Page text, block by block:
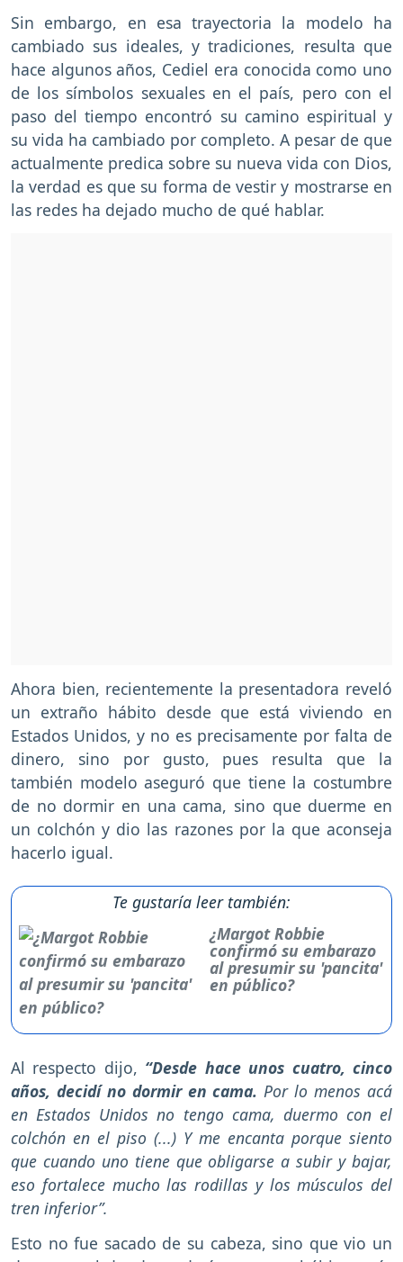
Sin embargo, en esa trayectoria la modelo ha
cambiado sus ideales, y tradiciones, resulta que
hace algunos años, Cediel era conocida como uno
de los símbolos sexuales en el país, pero con el
paso del tiempo encontró su camino espiritual y
su vida ha cambiado por completo. A pesar de que
actualmente predica sobre su nueva vida con Dios,
la verdad es que su forma de vestir y mostrarse en
las redes ha dejado mucho de qué hablar.
Ahora bien, recientemente la presentadora reveló
un extraño hábito desde que está viviendo en
Estados Unidos, y no es precisamente por falta de
dinero, sino por gusto, pues resulta que la
también modelo aseguró que tiene la costumbre
de no dormir en una cama, sino que duerme en
un colchón y dio las razones por la que aconseja
hacerlo igual.
Te gustaría leer también:
¿Margot Robbie
confirmó su embarazo
al presumir su 'pancita'
en público?
Al respecto dijo, “Desde hace unos cuatro, cinco
años, decidí no dormir en cama.Por lo menos acá
en Estados Unidos no tengo cama, duermo con el
colchón en el piso (...) Y me encanta porque siento
que cuando uno tiene que obligarse a subir y bajar,
eso fortalece mucho las rodillas y los músculos del
tren inferior”.
Esto no fue sacado de su cabeza, sino que vio un